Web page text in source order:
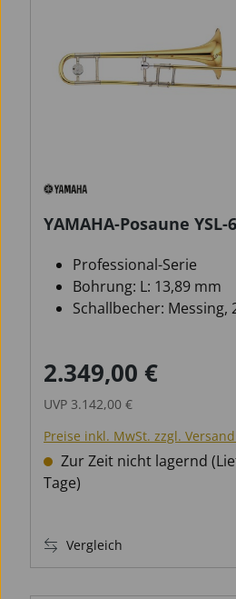
YAMAHA-Posaune YSL-
Professional-Serie
Bohrung: L: 13,89 mm
Schallbecher: Messing,
Verkaufspreis:
2.349,00 €
UVP 3.142,00 €
Preise inkl. MwSt. zzgl.
Zur Zeit nicht lagernd
Tage)
Vergleich